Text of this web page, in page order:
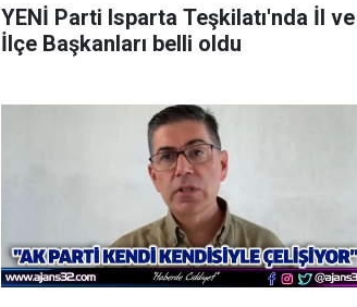
YENİ Parti Isparta Teşkilatı'nda İl ve
İlçe Başkanları belli oldu